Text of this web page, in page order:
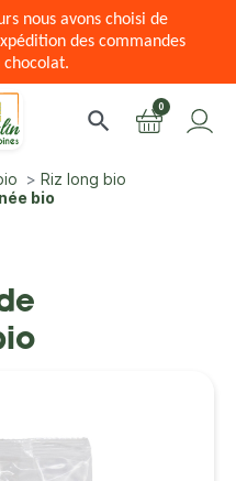
nous avons choisi de
des commandes
search 0
Riz long bio
bio